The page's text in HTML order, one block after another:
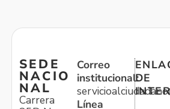
SEDE
NACIO
NAL
Carrera
Correo
institucional:
Línea
DE